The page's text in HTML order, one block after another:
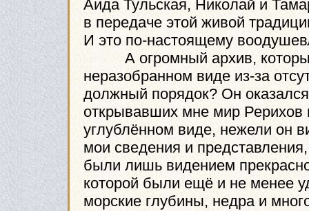
Аида Тульская, Николай и
в передаче этой живой
И это по-настоящему
А огромный архив, который
неразобранном виде из-за
должный порядок? Он
открывавших мне мир
углублённом виде, нежели он
мои сведения и
были лишь видением
которой были ещё и не менее
морские глубины, недра и